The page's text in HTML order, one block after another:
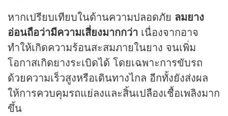
หากเปรียบเทียบในด้านความปลอดภัย ลมยาง
อ่อนถือว่ามีความเสี่ยงมากกว่า เนื่องจากอาจ
ทำให้เกิดความร้อนสะสมภายในยาง จนเพิ่ม
โอกาสเกิดยางระเบิดได้ โดยเฉพาะการขับรถ
ด้วยความเร็วสูงหรือเดินทางไกล อีกทั้งยังส่งผล
ให้การควบคุมรถแย่ลงและสิ้นเปลืองเชื้อเพลิงมาก
ขึ้น